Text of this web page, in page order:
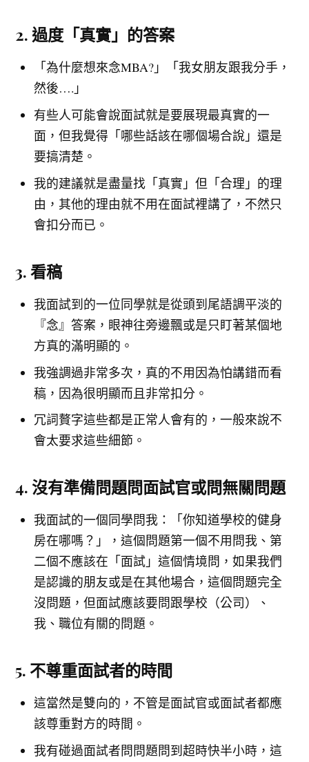
2. 過度「真實」的答案
「為什麼想來念MBA?」「我女朋友跟我分手，
然後….」
有些人可能會說面試就是要展現最真實的一
面，但我覺得「哪些話該在哪個場合說」還是
要搞清楚。
我的建議就是盡量找「真實」但「合理」的理
由，其他的理由就不用在面試裡講了，不然只
會扣分而已。
3. 看稿
我面試到的一位同學就是從頭到尾語調平淡的
『念』答案，眼神往旁邊飄或是只盯著某個地
方真的滿明顯的。
我強調過非常多次，真的不用因為怕講錯而看
稿，因為很明顯而且非常扣分。
冗詞贅字這些都是正常人會有的，一般來說不
會太要求這些細節。
4. 沒有準備問題問面試官或問無關問題
我面試的一個同學問我：「你知道學校的健身
房在哪嗎？」，這個問題第一個不用問我、第
二個不應該在「面試」這個情境問，如果我們
是認識的朋友或是在其他場合，這個問題完全
沒問題，但面試應該要問跟學校（公司）、
我、職位有關的問題。
5. 不尊重面試者的時間
這當然是雙向的，不管是面試官或面試者都應
該尊重對方的時間。
我有碰過面試者問問題問到超時快半小時，這